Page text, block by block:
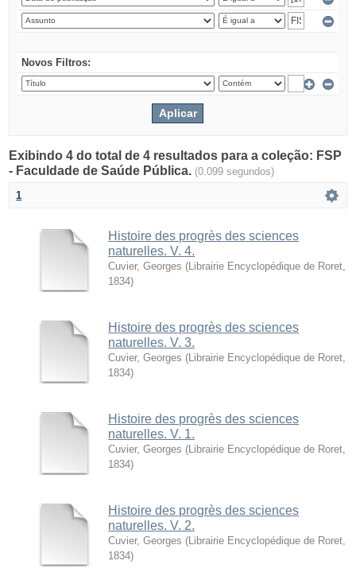
Novos Filtros:
Exibindo 4 do total de 4 resultados para a coleção: FSP
- Faculdade de Saúde Pública. (0.099 segundos)
1
Histoire des progrès des sciences
naturelles. V. 4.
Cuvier, Georges ( Librairie Encyclopédique de Roret
1834)
Histoire des progrès des sciences
naturelles. V. 3.
Cuvier, Georges ( Librairie Encyclopédique de Roret
1834)
Histoire des progrès des sciences
naturelles. V. 1.
Cuvier, Georges ( Librairie Encyclopédique de Roret
1834)
Histoire des progrès des sciences
naturelles. V. 2.
Cuvier, Georges ( Librairie Encyclopédique de Roret
1834)